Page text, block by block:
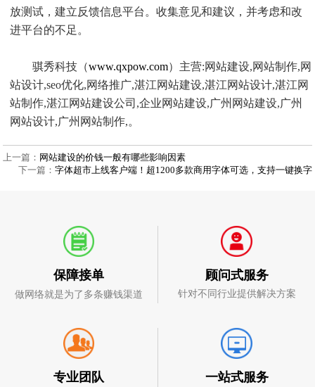
放测试，建立反馈信息平台。收集意见和建议，并考虑和改
进平台的不足。
骐秀科技（www.qxpow.com）主营:网站建设,网站制作,网
站设计,seo优化,网络推广,湛江网站建设,湛江网站设计,湛江网
站制作,湛江网站建设公司,企业网站建设,广州网站建设,广州
网站设计,广州网站制作,。
上一篇： 网站建设的价钱一般有哪些影响因素
下一篇： 字体超市上线客户端！超1200多款商用字体可选，支持一键换字
保障接单
做网络就是为了多条赚钱渠道
顾问式服务
针对不同行业提供解决方案
专业团队 一站式服务